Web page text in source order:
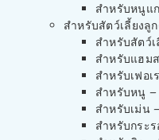
สำหรับหนูแ
สำหรับสัตว์เลี้ยงลู
สำหรับสัตว์
สำหรับแฮม
สำหรับเฟอเ
สำหรับหนู –
สำหรับเม่น
สำหรับกระ